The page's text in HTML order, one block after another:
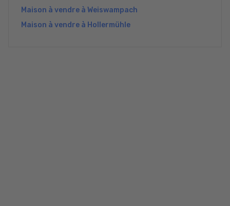
Maison à vendre à Weiswampach
Maison à vendre à Hollermühle